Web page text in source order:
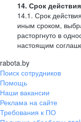
14. Срок
14.1. Срок
иным сроком,
расторгнуто в
настоящим
rabota.by
Поиск сотрудников
Помощь
Наши вакансии
Реклама на сайте
Требования к ПО